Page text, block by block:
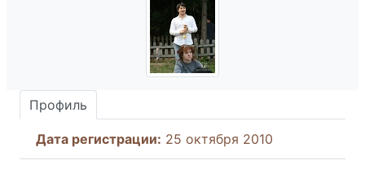
Профиль
Дата регистрации: 25 октября 2010